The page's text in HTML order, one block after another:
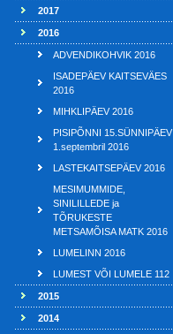
2017
2016
ADVENDIKOHVIK 2016
ISADEPÄEV KAITSEVÄES
2016
MIHKLIPÄEV 2016
PISIPÕNNI 15.SÜNNIPÄEV
1.septembril 2016
LASTEKAITSEPÄEV 2016
MESIMUMMIDE,
SINILILLEDE ja
TÕRUKESTE
METSAMÕISA MATK 2016
LUMELINN 2016
LUMEST VÕI LUMELE 112
2015
2014